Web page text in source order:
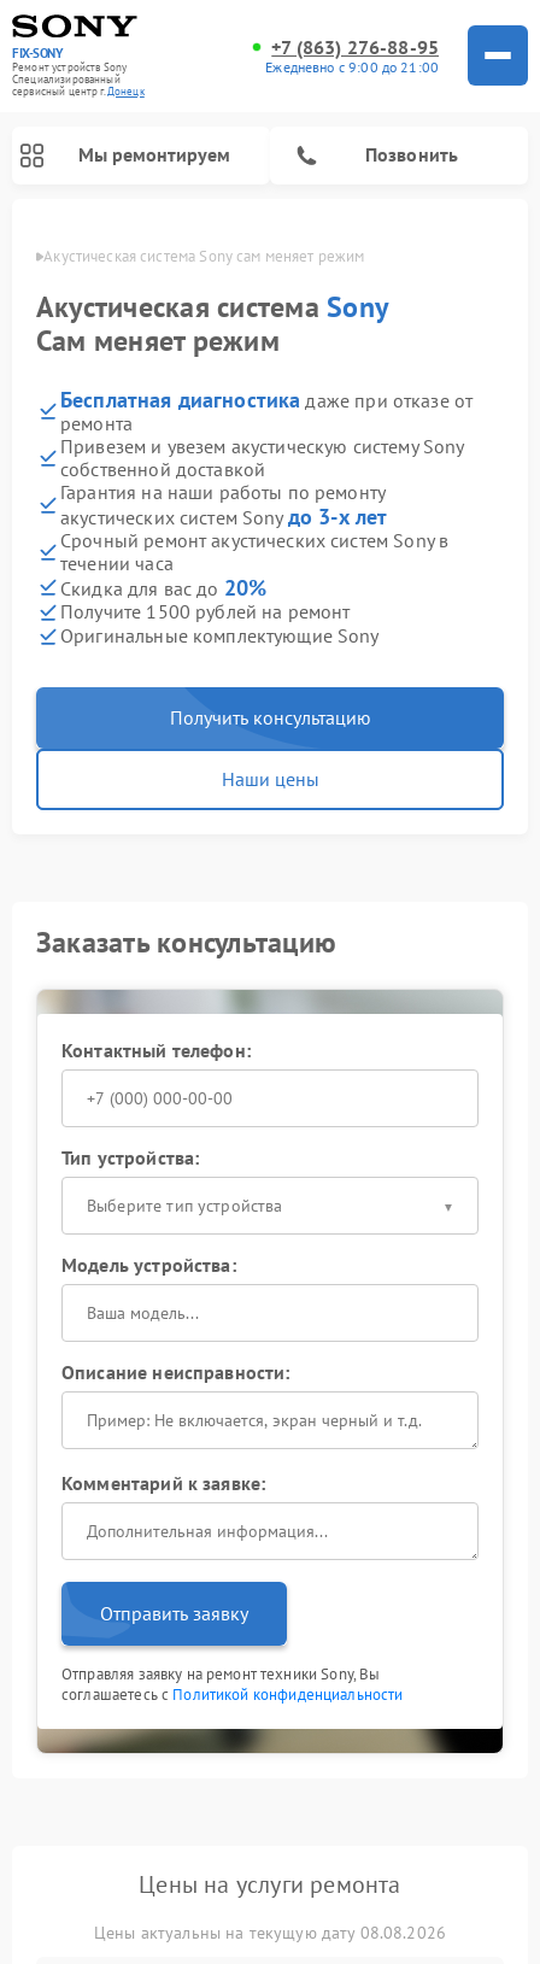
FIX-SONY
Ремонт устройств Sony
Специализированный
cервисный центр г. Донецк
+7 (863) 276-88-95
Ежедневно с 9:00 до 21:00
Мы ремонтируем Позвонить
Акустическая система Sony сам меняет режим
Акустическая системаSony
Сам меняет режим
Бесплатная диагностика даже при отказе от
ремонта
Привезем и увезем акустическую систему Sony
собственной доставкой
Гарантия на наши работы по ремонту
акустических систем Sony до 3-х лет
Срочный ремонт акустических систем Sony в
течении часа
Скидка для вас до 20%
Получите 1500 рублей на ремонт
Оригинальные комплектующие Sony
Получить консультацию
Наши цены
Заказать консультацию
Контактный телефон:
Тип устройства:
Выберите тип устройства
Модель устройства:
Описание неисправности:
Комментарий к заявке:
Отправить заявку
Отправляя заявку на ремонт техники Sony, Вы
соглашаетесь с Политикой конфиденциальности
Цены на услуги ремонта
Цены актуальны на текущую дату 08.08.2026